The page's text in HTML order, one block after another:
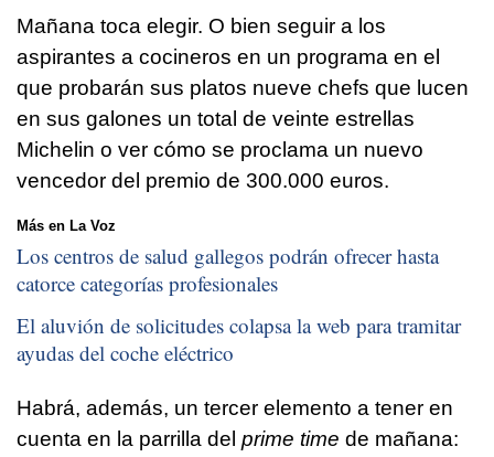
Mañana toca elegir. O bien seguir a los
aspirantes a cocineros en un programa en el
que probarán sus platos nueve chefs que lucen
en sus galones un total de veinte estrellas
Michelin o ver cómo se proclama un nuevo
vencedor del premio de 300.000 euros.
Más en La Voz
Los centros de salud gallegos podrán ofrecer hasta
catorce categorías profesionales
El aluvión de solicitudes colapsa la web para tramitar
ayudas del coche eléctrico
Habrá, además, un tercer elemento a tener en
cuenta en la parrilla del prime time de mañana: